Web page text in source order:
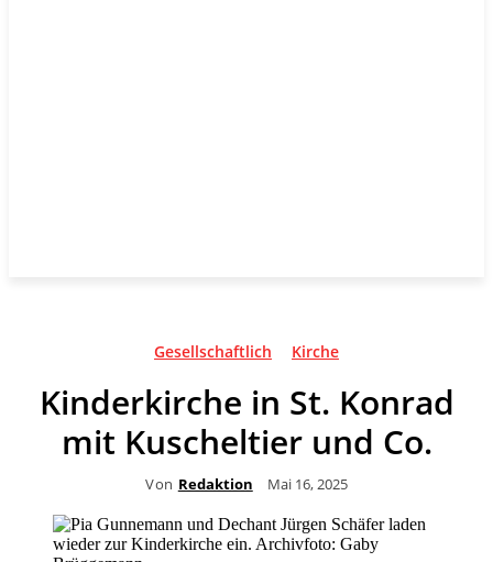
Gesellschaftlich Kirche
Kinderkirche in St. Konrad
mit Kuscheltier und Co.
Von Redaktion Mai 16, 2025